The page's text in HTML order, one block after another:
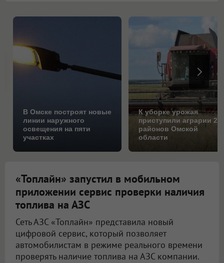
В Омске построят новые
линии наружного
освещения на пяти
участках
К уборке урожая
приступили аграрии 25
районов Омской
области
«Топлайн» запустил в мобильном
приложении сервис проверки наличия
топлива на АЗС
Сеть АЗС «Топлайн» представила новый
цифровой сервис, который позволяет
автомобилистам в режиме реального времени
проверять наличие топлива на АЗС компании.